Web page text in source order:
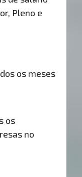
Pleno e
os meses
os
no